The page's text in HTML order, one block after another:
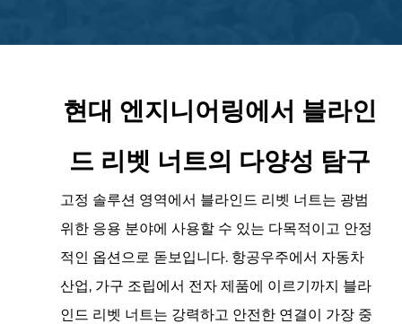
현대 엔지니어링에서 블라인
드 리벳 너트의 다양성 탐구
고정 솔루션 영역에서 블라인드 리벳 너트는 광범
위한 응용 분야에 사용할 수 있는 다목적이고 안정
적인 옵션으로 돋보입니다. 항공우주에서 자동차
산업, 가구 조립에서 전자 제품에 이르기까지 블라
인드 리벳 너트는 강력하고 안전한 연결이 가장 중